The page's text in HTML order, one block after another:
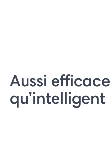
Aussi efficace
qu’intelligent